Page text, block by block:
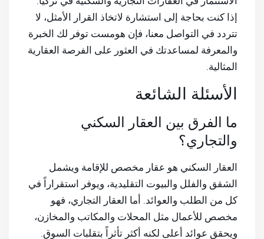
إذا كنت بحاجة إلى استشارة لاتخاذ القرار الأمثل، لا
تتردد في التواصل معنا، فإن هومست توفر لك الخبرة
والمعرفة لمساعدتك في العثور على الفرصة العقارية
المثالية.
الأسئلة الشائعة
ما الفرق بين العقار السكني
والتجاري؟
العقار السكني هو عقار مخصص للإقامة ويشمل
الشقق والفلل والبيوت التقليدية، ويوفر استقراراً في
كل من الطلب والعوائد. أما العقار التجاري، فهو
مخصص للأعمال مثل المحلات والمكاتب والمخازن،
ويحقق عوائد أعلى لكنه أكثر تأثراً بتقلبات السوق.